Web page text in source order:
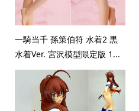
一騎当千 孫策伯符 水着2 黒
水着Ver. 宮沢模型限定版 1...